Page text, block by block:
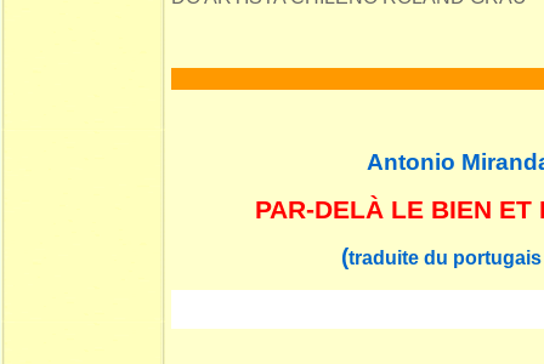
Antonio
PAR-DELÀ LE BIEN
(traduite du portugais